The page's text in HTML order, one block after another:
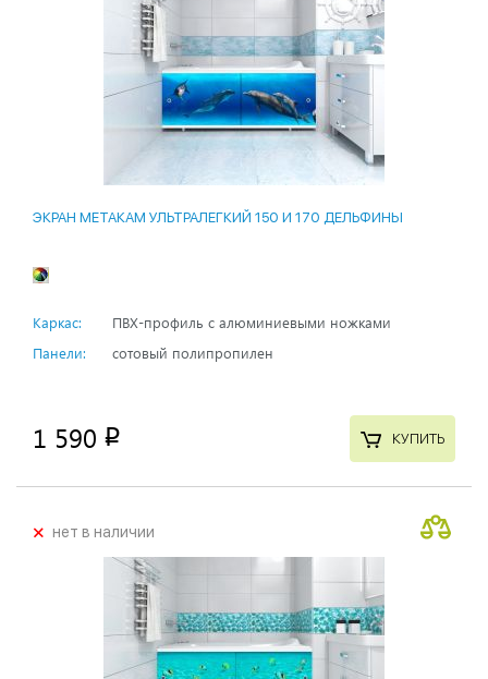
ЭКРАН МЕТАКАМ УЛЬТРАЛЕГКИЙ 150 И 170 ДЕЛЬФИНЫ
Каркас:
ПВХ-профиль с алюминиевыми ножками
Панели:
сотовый полипропилен
1 590 p КУПИТЬ
+нет в наличии